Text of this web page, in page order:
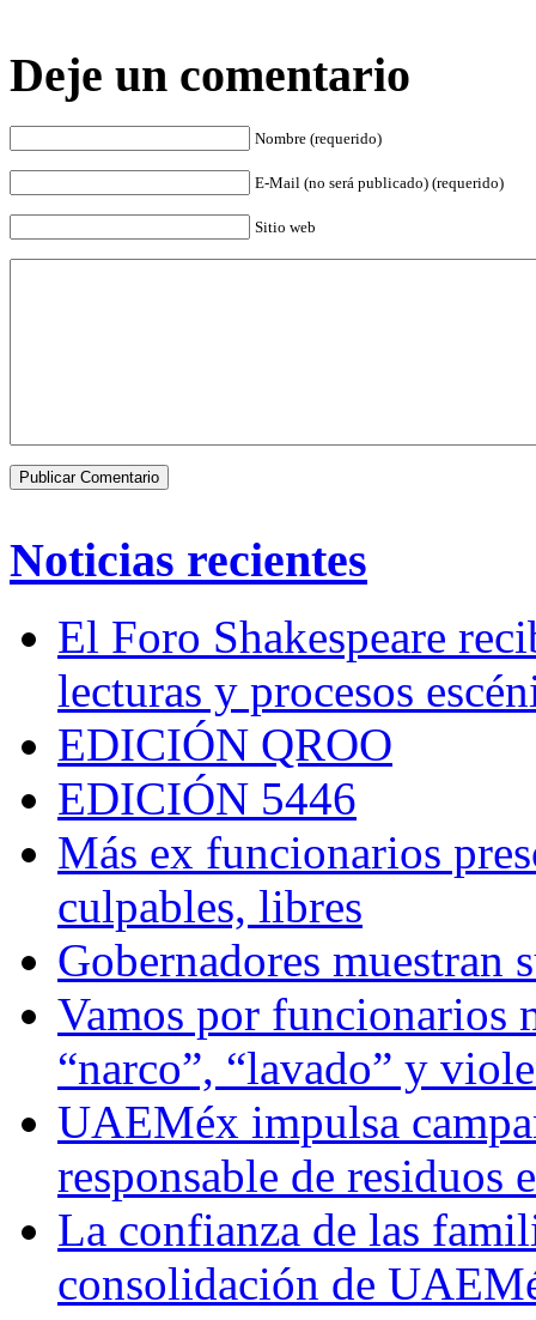
Deje un comentario
Nombre (requerido)
E-Mail (no será publicado) (requerido)
Sitio web
Noticias recientes
El Foro Shakespeare
lecturas y procesos
EDICIÓN QROO
EDICIÓN 5446
Más ex funcionarios
culpables, libres
Gobernadores muestran
Vamos por funcionarios
“narco”, “lavado” y
UAEMéx impulsa
responsable de residuos
La confianza de las
consolidación de